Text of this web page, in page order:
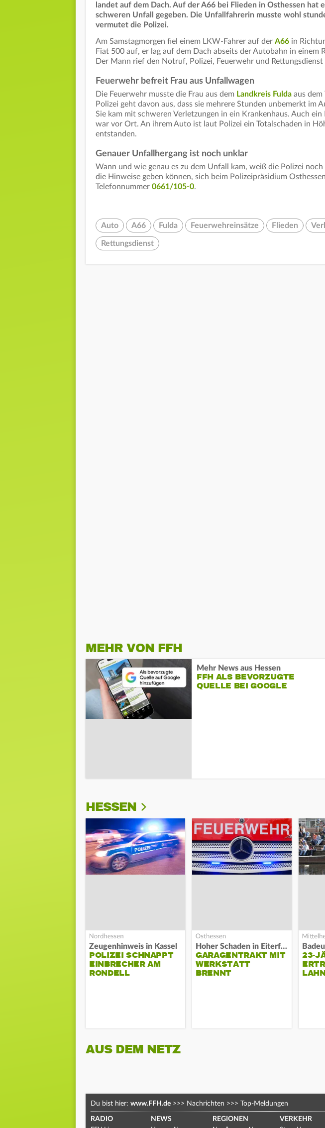
landet auf dem Dach. Auf der A66 bei Flieden in Osthessen hat
schweren Unfall gegeben. Die Unfallfahrerin musste wohl
vermutet die Polizei.
Am Samstagmorgen fiel einem LKW-Fahrer auf der A66 in
Fiat 500 auf, er lag auf dem Dach abseits der Autobahn in einem
Der Mann rief den Notruf, Polizei, Feuerwehr und
Feuerwehr befreit Frau aus Unfallwagen
Die Feuerwehr musste die Frau aus dem Landkreis Fulda aus
Polizei geht davon aus, dass sie mehrere Stunden unbemerkt im
Sie kam mit schweren Verletzungen in ein Krankenhaus. Auch
war vor Ort. An ihrem Auto ist laut Polizei ein Totalschaden in
entstanden.
Genauer Unfallhergang ist noch unklar
Wann und wie genau es zu dem Unfall kam, weiß die Polizei
die Hinweise geben können, sich beim Polizeipräsidium
Telefonnummer 0661/105-0.
Auto A66 Fulda Feuerwehreinsätze Flieden
Rettungsdienst
MEHR VON FFH
Mehr News aus Hessen
FFH ALS BEVORZUGTE
QUELLE BEI GOOGLE
HESSEN
Zeugenhinweis in Kassel
POLIZEI SCHNAPPT
EINBRECHER AM
RONDELL
Hoher Schaden in Eiterfeld
GARAGENTRAKT MIT
WERKSTATT
BRENNT
23-
AUS DEM NETZ
Du bist hier: www.FFH.de >>> Nachrichten >>> Top-Meldungen
RADIO NEWS REGIONEN VERKEHR